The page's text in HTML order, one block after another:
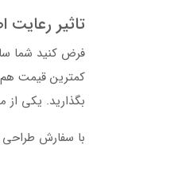
تاثیر
فرض کنید شما
کمترین قیمت هم
بگذارید. یکی
با سفارش طراحی